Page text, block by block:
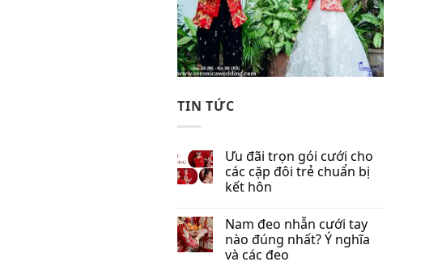
TIN TỨC
Ưu đãi trọn gói cưới cho
các cặp đôi trẻ chuẩn bị
kết hôn
Nam đeo nhẫn cưới tay
nào đúng nhất​? Ý nghĩa
và các đeo